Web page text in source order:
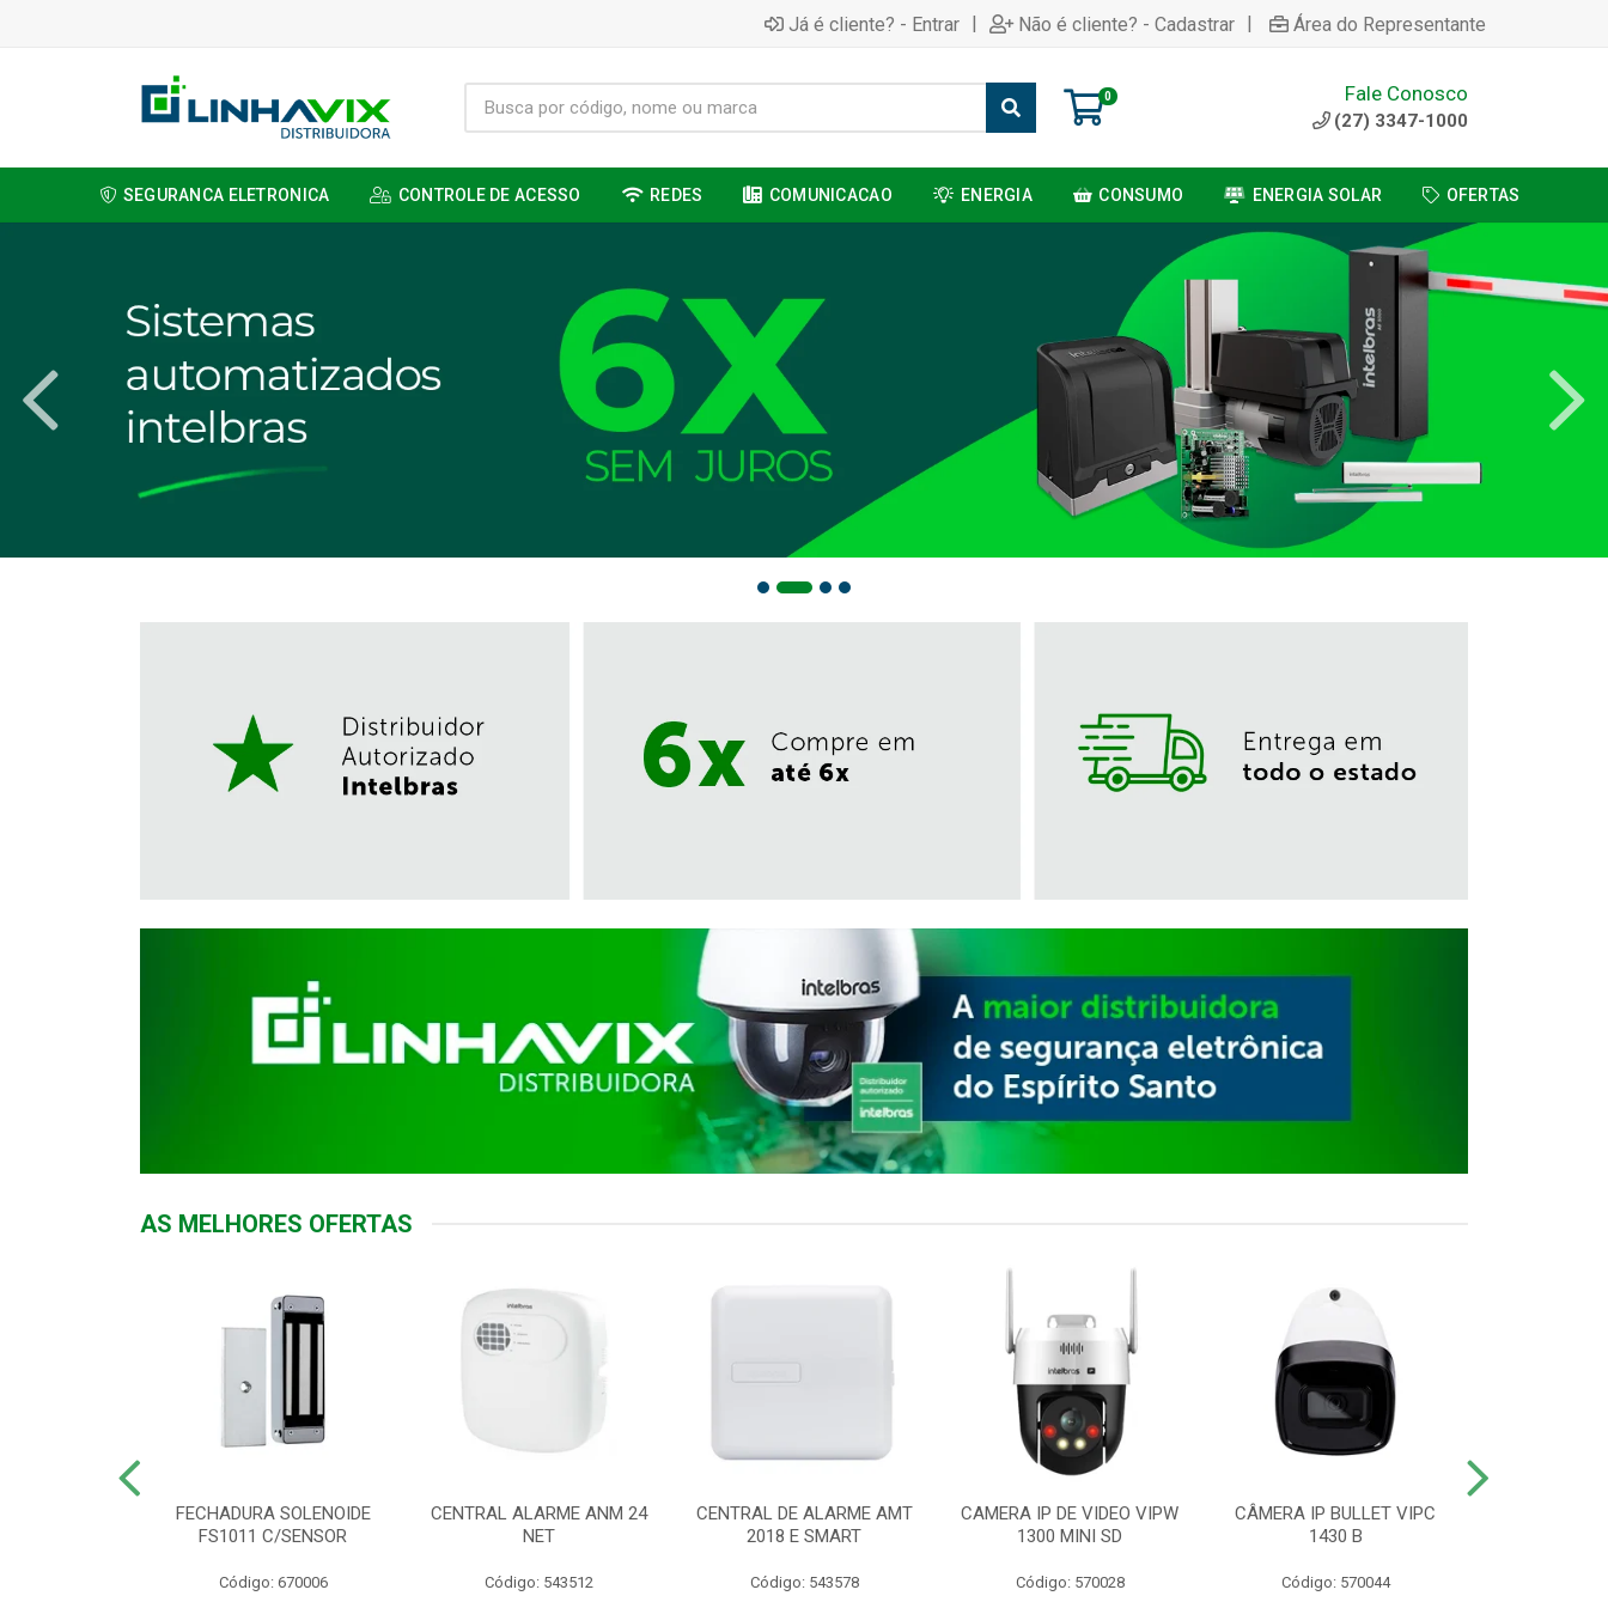
Já é cliente? - Entrar | Não é cliente? - Cadastrar | Área do Representante
0 Fale Conosco
(27) 3347-1000
SEGURANCA ELETRONICA CONTROLE DE ACESSO REDES COMUNICACAO ENERGIA CONSUMO ENERGIA SOLAR OFERTAS
AS MELHORES OFERTAS
FECHADURA SOLENOIDE
FS1011 C/SENSOR
Código: 670006
CENTRAL ALARME ANM 24
NET
Código: 543512
CENTRAL DE ALARME AMT
2018 E SMART
Código: 543578
CAMERA IP DE VIDEO VIPW
1300 MINI SD
Código: 570028
CÂMERA IP BULLET VIPC
1430 B
Código: 570044